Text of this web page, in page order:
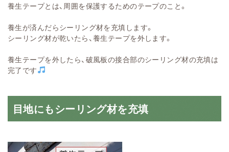
養生テープとは、周囲を保護するためのテープのこと。
養生が済んだらシーリング材を充填します。
シーリング材が乾いたら、養生テープを外します。
養生テープを外したら、破風板の接合部のシーリング材の充填は
完了です
目地にもシーリング材を充填